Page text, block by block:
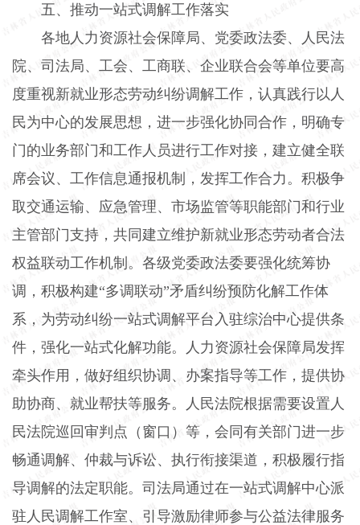
五、推动一站式调解工作落实
各地人力资源社会保障局、党委政法委、人民法
院、司法局、工会、工商联、企业联合会等单位要高
度重视新就业形态劳动纠纷调解工作，认真践行以人
民为中心的发展思想，进一步强化协同合作，明确专
门的业务部门和工作人员进行工作对接，建立健全联
席会议、工作信息通报机制，发挥工作合力。积极争
取交通运输、应急管理、市场监管等职能部门和行业
主管部门支持，共同建立维护新就业形态劳动者合法
权益联动工作机制。各级党委政法委要强化统筹协
调，积极构建“多调联动”矛盾纠纷预防化解工作体
系，为劳动纠纷一站式调解平台入驻综治中心提供条
件，强化一站式化解功能。人力资源社会保障局发挥
牵头作用，做好组织协调、办案指导等工作，提供协
助协商、就业帮扶等服务。人民法院根据需要设置人
民法院巡回审判点（窗口）等，会同有关部门进一步
畅通调解、仲裁与诉讼、执行衔接渠道，积极履行指
导调解的法定职能。司法局通过在一站式调解中心派
驻人民调解工作室、引导激励律师参与公益法律服务